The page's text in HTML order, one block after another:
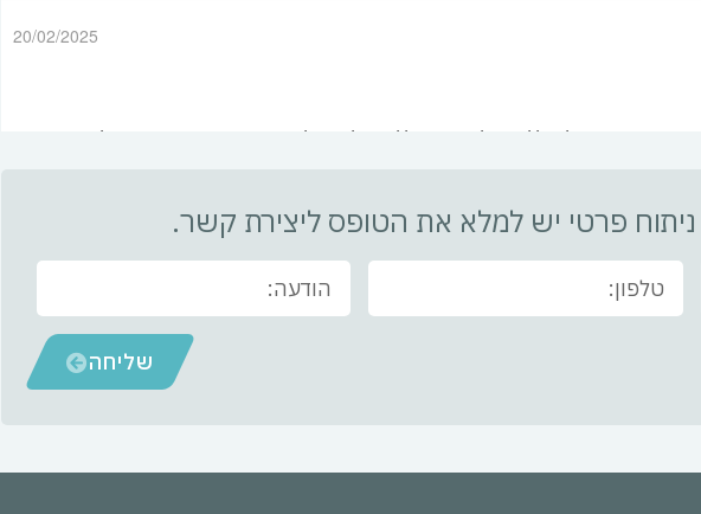
ניתוח פרטי יש למלא את הטופס ליצירת קשר.
שליחה